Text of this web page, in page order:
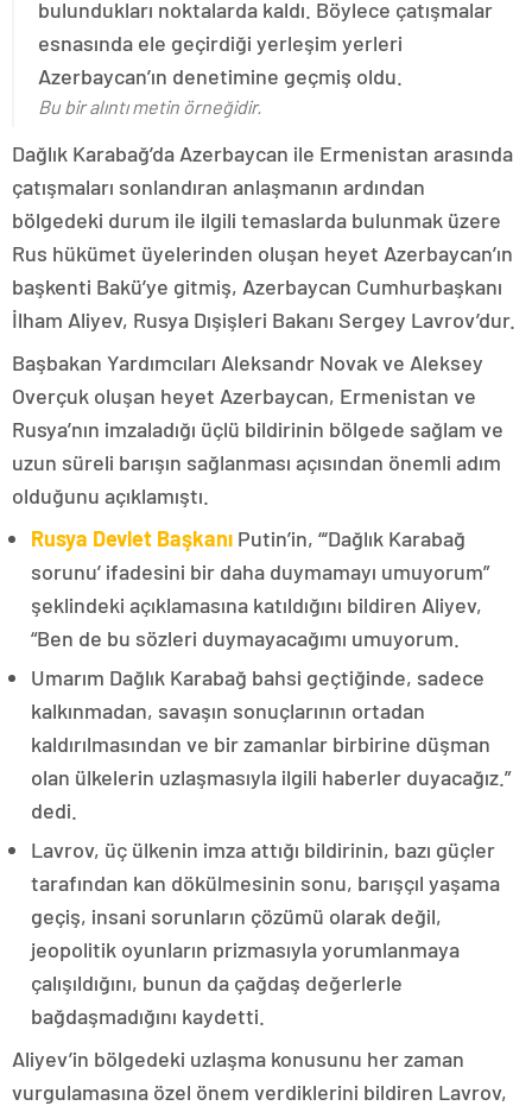
bulundukları noktalarda kaldı. Böylece çatışmalar
esnasında ele geçirdiği yerleşim yerleri
Azerbaycan’ın denetimine geçmiş oldu.
Bu bir alıntı metin örneğidir.
Dağlık Karabağ’da Azerbaycan ile Ermenistan arasında
çatışmaları sonlandıran anlaşmanın ardından
bölgedeki durum ile ilgili temaslarda bulunmak üzere
Rus hükümet üyelerinden oluşan heyet Azerbaycan’ın
başkenti Bakü’ye gitmiş, Azerbaycan Cumhurbaşkanı
İlham Aliyev, Rusya Dışişleri Bakanı Sergey Lavrov’dur.
Başbakan Yardımcıları Aleksandr Novak ve Aleksey
Overçuk oluşan heyet Azerbaycan, Ermenistan ve
Rusya’nın imzaladığı üçlü bildirinin bölgede sağlam ve
uzun süreli barışın sağlanması açısından önemli adım
olduğunu açıklamıştı.
Rusya Devlet Başkanı Putin’in, “‘Dağlık Karabağ
sorunu’ ifadesini bir daha duymamayı umuyorum”
şeklindeki açıklamasına katıldığını bildiren Aliyev,
“Ben de bu sözleri duymayacağımı umuyorum.
Umarım Dağlık Karabağ bahsi geçtiğinde, sadece
kalkınmadan, savaşın sonuçlarının ortadan
kaldırılmasından ve bir zamanlar birbirine düşman
olan ülkelerin uzlaşmasıyla ilgili haberler duyacağız.”
dedi.
Lavrov, üç ülkenin imza attığı bildirinin, bazı güçler
tarafından kan dökülmesinin sonu, barışçıl yaşama
geçiş, insani sorunların çözümü olarak değil,
jeopolitik oyunların prizmasıyla yorumlanmaya
çalışıldığını, bunun da çağdaş değerlerle
bağdaşmadığını kaydetti.
Aliyev’in bölgedeki uzlaşma konusunu her zaman
vurgulamasına özel önem verdiklerini bildiren Lavrov,